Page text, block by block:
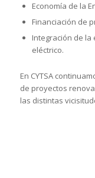
Economía de la
Financiación de
Integración de
eléctrico.
En CYTSA
de proyectos
las distintas